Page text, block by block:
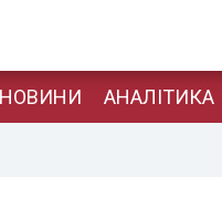
НОВИНИ АНАЛІТИКА